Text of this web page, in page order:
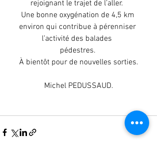
rejoignant le trajet de l’aller.
Une bonne oxygénation de 4,5 km
environ qui contribue à pérenniser
l’activité des balades
pédestres.
À bientôt pour de nouvelles sorties.
Michel PEDUSSAUD.